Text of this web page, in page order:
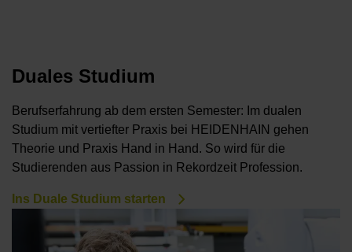
Duales Studium
Berufserfahrung ab dem ersten Semester: Im dualen
Studium mit vertiefter Praxis bei HEIDENHAIN gehen
Theorie und Praxis Hand in Hand. So wird für die
Studierenden aus Passion in Rekordzeit Profession.
Ins Duale Studium starten